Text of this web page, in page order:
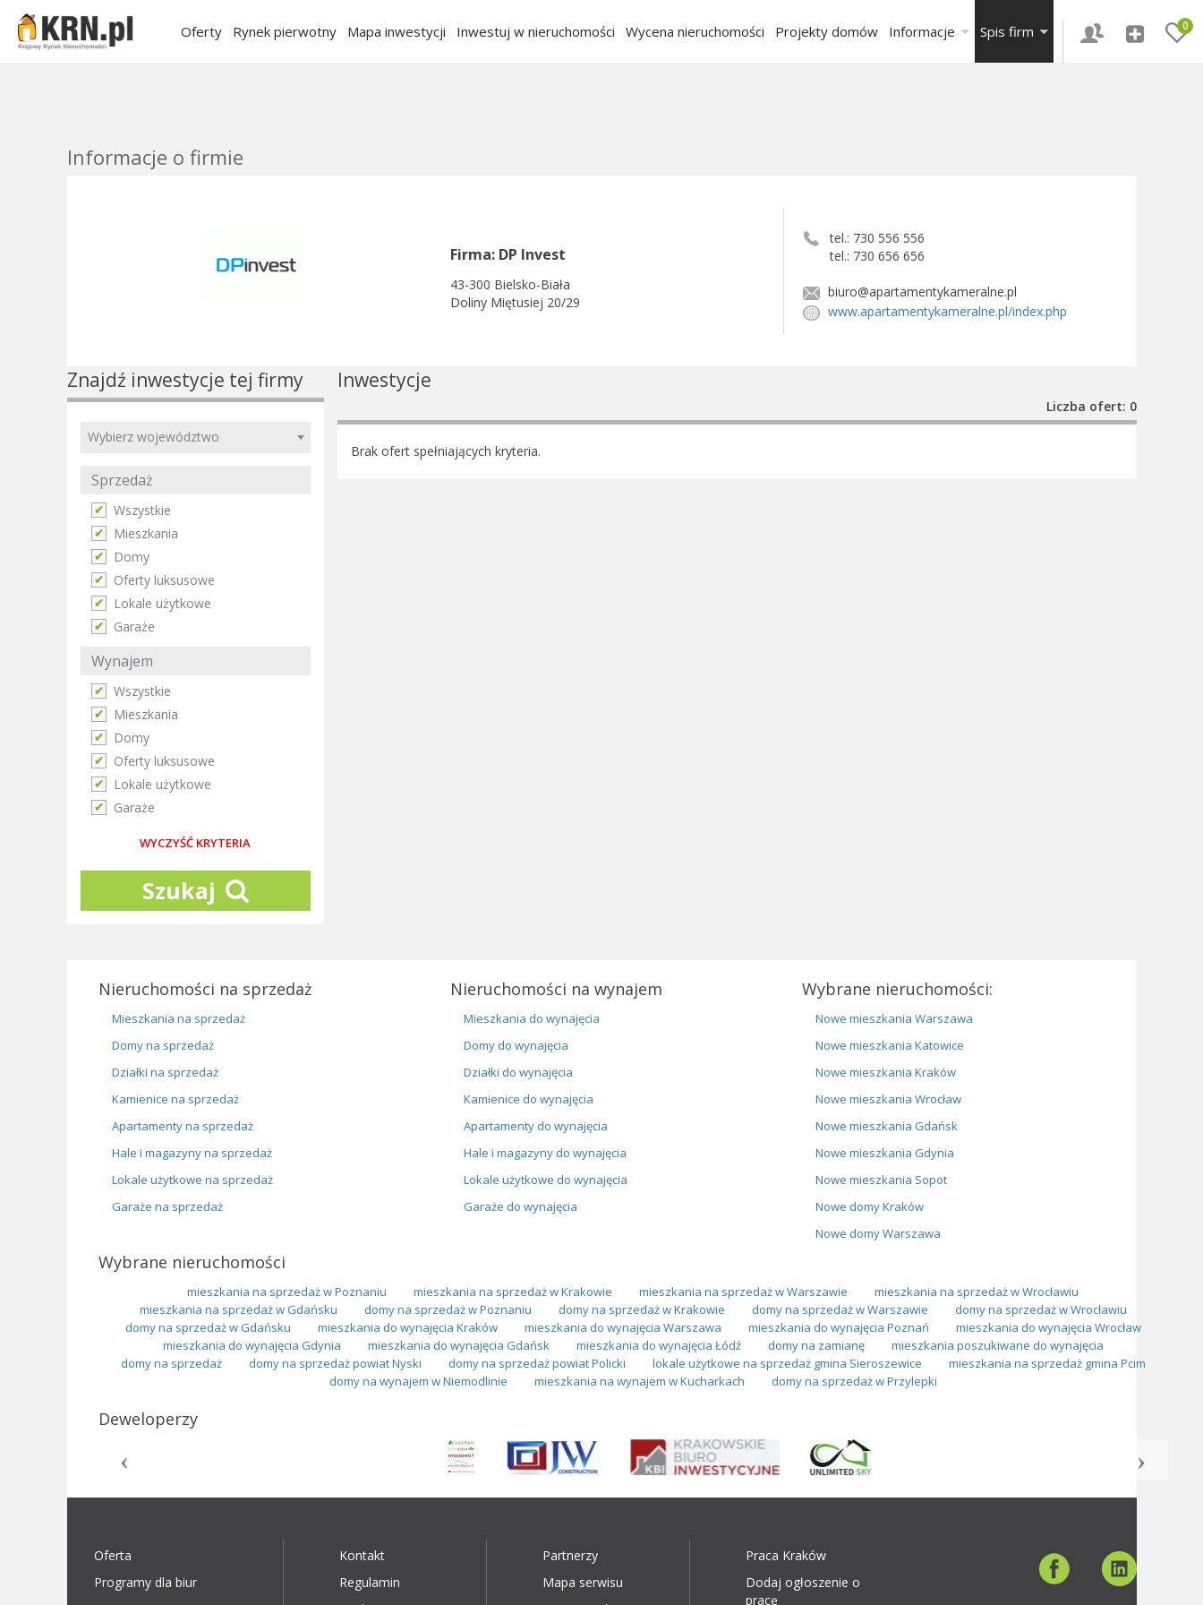
0
Oferty Rynek pierwotny Mapa inwestycji Inwestuj w nieruchomości Wycena nieruchomości Projekty domów Informacje Spis firm
Informacje o firmie
Firma: DP Invest
43-300 Bielsko-Biała
Doliny Miętusiej 20/29
tel.: 730 556 556
tel.: 730 656 656
biuro@apartamentykameralne.pl
www.apartamentykameralne.pl/index.php
Znajdź inwestycje tej firmy
Wybierz województwo
Sprzedaż
Wszystkie
Mieszkania
Domy
Oferty luksusowe
Lokale użytkowe
Garaże
Wynajem
Wszystkie
Mieszkania
Domy
Oferty luksusowe
Lokale użytkowe
Garaże
WYCZYŚĆ KRYTERIA
Szukaj
Inwestycje
Liczba ofert: 0
Brak ofert spełniających kryteria.
Nieruchomości na sprzedaż
Mieszkania na sprzedaż
Domy na sprzedaż
Działki na sprzedaż
Kamienice na sprzedaż
Apartamenty na sprzedaż
Hale i magazyny na sprzedaż
Lokale użytkowe na sprzedaż
Garaże na sprzedaż
Nieruchomości na wynajem
Mieszkania do wynajęcia
Domy do wynajęcia
Działki do wynajęcia
Kamienice do wynajęcia
Apartamenty do wynajęcia
Hale i magazyny do wynajęcia
Lokale użytkowe do wynajęcia
Garaże do wynajęcia
Wybrane nieruchomości:
Nowe mieszkania Warszawa
Nowe mieszkania Katowice
Nowe mieszkania Kraków
Nowe mieszkania Wrocław
Nowe mieszkania Gdańsk
Nowe mieszkania Gdynia
Nowe mieszkania Sopot
Nowe domy Kraków
Nowe domy Warszawa
Wybrane nieruchomości
mieszkania na sprzedaż w Poznaniu mieszkania na sprzedaż w Krakowie mieszkania na sprzedaż w Warszawie
mieszkania na sprzedaż w Wrocławiu
mieszkania na sprzedaż w Gdańsku
domy na sprzedaż w Poznaniu domy na sprzedaż w Krakowie domy na sprzedaż w Warszawie
domy na sprzedaż w Wrocławiu
domy na sprzedaż w Gdańsku
mieszkania do wynajęcia Kraków mieszkania do wynajęcia Warszawa mieszkania do wynajęcia Poznań
mieszkania do wynajęcia Wrocław
mieszkania do wynajęcia Gdynia
mieszkania do wynajęcia Gdańsk mieszkania do wynajęcia Łódź domy na zamianę
mieszkania poszukiwane do wynajęcia
domy na sprzedaż
domy na sprzedaż powiat Nyski domy na sprzedaż powiat Policki lokale użytkowe na sprzedaż gmina Sieroszewice
mieszkania na sprzedaż gmina Pcim
domy na wynajem w Niemodlinie
mieszkania na wynajem w Kucharkach domy na sprzedaż w Przylepki
Deweloperzy
Oferta
Programy dla biur
Kontakt
Regulamin
Partnerzy
Mapa serwisu
Praca Kraków
Dodaj ogłoszenie o
pracę